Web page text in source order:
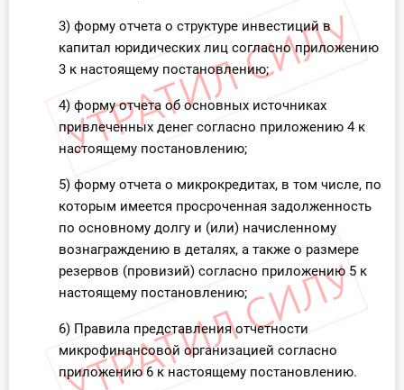
3) форму отчета о структуре инвестиций в
капитал юридических лиц согласно приложению
3 к настоящему постановлению;
4) форму отчета об основных источниках
привлеченных денег согласно приложению 4 к
настоящему постановлению;
5) форму отчета о микрокредитах, в том числе, по
которым имеется просроченная задолженность
по основному долгу и (или) начисленному
вознаграждению в деталях, а также о размере
резервов (провизий) согласно приложению 5 к
настоящему постановлению;
6) Правила представления отчетности
микрофинансовой организацией согласно
приложению 6 к настоящему постановлению.